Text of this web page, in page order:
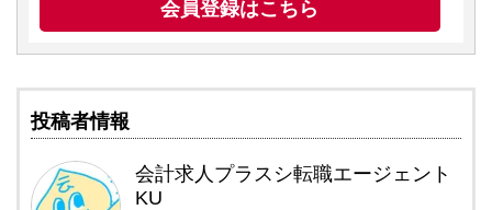
会員登録はこちら
投稿者情報
会計求人プラスシ転職エージェント
KU